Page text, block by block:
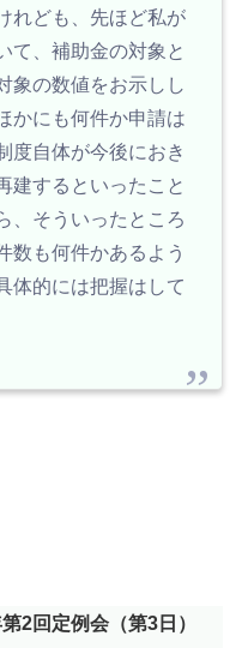
れども、先ほど私が
て、補助金の対象と
象の数値をお示しし
かにも何件か申請は
度自体が今後におき
建するといったこと
、そういったところ
数も何件かあるよう
体的には把握はして
2回定例会（第3日）